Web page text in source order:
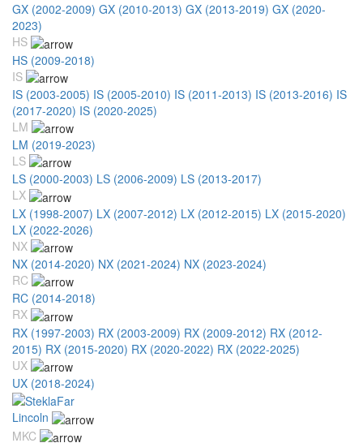
GX (2002-2009) GX (2010-2013) GX (2013-2019) GX (2020-
2023)
HS
HS (2009-2018)
IS
IS (2003-2005) IS (2005-2010) IS (2011-2013) IS (2013-2016) IS
(2017-2020) IS (2020-2025)
LM
LM (2019-2023)
LS
LS (2000-2003) LS (2006-2009) LS (2013-2017)
LX
LX (1998-2007) LX (2007-2012) LX (2012-2015) LX (2015-2020)
LX (2022-2026)
NX
NX (2014-2020) NX (2021-2024) NX (2023-2024)
RC
RC (2014-2018)
RX
RX (1997-2003) RX (2003-2009) RX (2009-2012) RX (2012-
2015) RX (2015-2020) RX (2020-2022) RX (2022-2025)
UX
UX (2018-2024)
Lincoln
MKC